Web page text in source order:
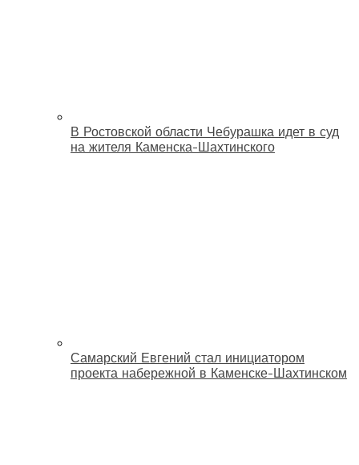
В Ростовской области Чебурашка идет в суд
на жителя Каменска-Шахтинского
Самарский Евгений стал инициатором
проекта набережной в Каменске-Шахтинском